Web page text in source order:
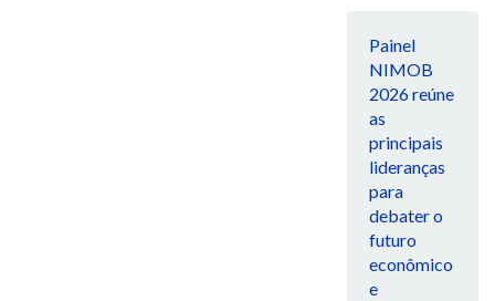
Painel
NIMOB
2026 reúne
as
principais
lideranças
para
debater o
futuro
econômico
e